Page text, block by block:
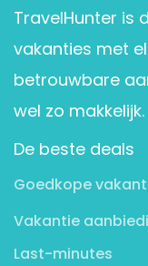
TravelHunter is
vakanties met
betrouwbare
wel zo makkelijk.
De beste deals
Goedkope
Vakantie
Last-minutes